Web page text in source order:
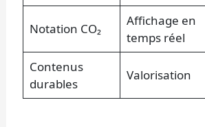
Notation CO₂
Affichage en
temps réel
Contenus
durables
Valorisation